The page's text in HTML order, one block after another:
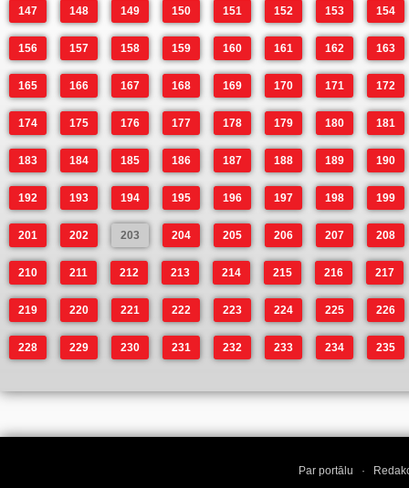
147 148 149 150 151 152 153 154
156 157 158 159 160 161 162 163
165 166 167 168 169 170 171 172
174 175 176 177 178 179 180 181
183 184 185 186 187 188 189 190
192 193 194 195 196 197 198 199
201 202 203 204 205 206 207 208
210 211 212 213 214 215 216 217
219 220 221 222 223 224 225 226
228 229 230 231 232 233 234 235
Par portālu ·